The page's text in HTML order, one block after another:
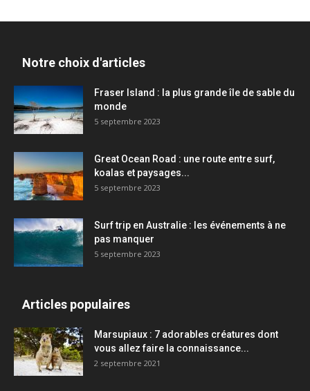
Notre choix d'articles
Fraser Island : la plus grande île de sable du
monde
5 septembre 2023
Great Ocean Road : une route entre surf,
koalas et paysages...
5 septembre 2023
Surf trip en Australie : les événements à ne
pas manquer
5 septembre 2023
Articles populaires
Marsupiaux : 7 adorables créatures dont
vous allez faire la connaissance...
2 septembre 2021